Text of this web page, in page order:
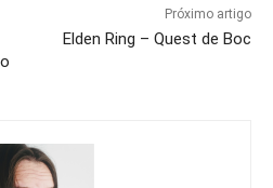
Próximo artigo
Elden Ring – Quest de Boc